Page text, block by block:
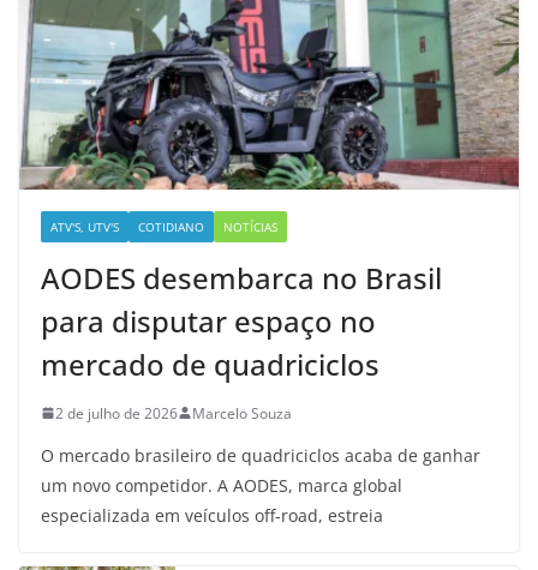
ATV'S, UTV'S COTIDIANO NOTÍCIAS
AODES desembarca no Brasil
para disputar espaço no
mercado de quadriciclos
2 de julho de 2026 Marcelo Souza
O mercado brasileiro de quadriciclos acaba de ganhar
um novo competidor. A AODES, marca global
especializada em veículos off-road, estreia